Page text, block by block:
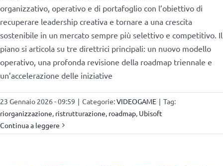
organizzativo, operativo e di portafoglio con l’obiettivo di
recuperare leadership creativa e tornare a una crescita
sostenibile in un mercato sempre più selettivo e competitivo. Il
piano si articola su tre direttrici principali: un nuovo modello
operativo, una profonda revisione della roadmap triennale e
un’accelerazione delle iniziative
23 Gennaio 2026 - 09:59 | Categorie:VIDEOGAME | Tag:
riorganizzazione, ristrutturazione, roadmap, Ubisoft
Continua a leggere